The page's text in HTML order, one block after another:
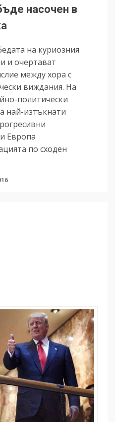
насочен в
на куриозния
и очертават
между хора с
виждания. На
политически
най-изтъкнати
Европа
по сходен